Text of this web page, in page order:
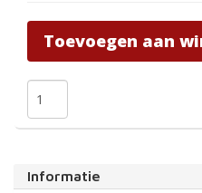
Toevoegen aan
Informatie